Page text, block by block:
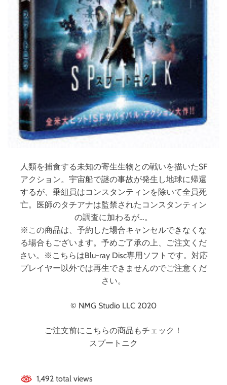
イ
デ
ィ
ス
ク
）
人類を捕食する未知の寄生生物との戦いを描いたSF
アクション。宇宙船で謎の事故が発生し地球に帰還
するが、乗組員はコンスタンティンを除いて全員死
亡。医師のタチアナは監禁されたコンスタンティン
の調査に加わるが…。
※この商品は、予約した場合キャンセルできなくな
る場合もございます。予めご了承の上、ご注文くだ
さい。※こちらはBlu-ray Disc専用ソフトです。対応
プレイヤー以外では再生できませんのでご注意くだ
さい。
© NMG Studio LLC 2020
ご注文前にこちらの商品もチェック！
スプートニク
1,492 total views